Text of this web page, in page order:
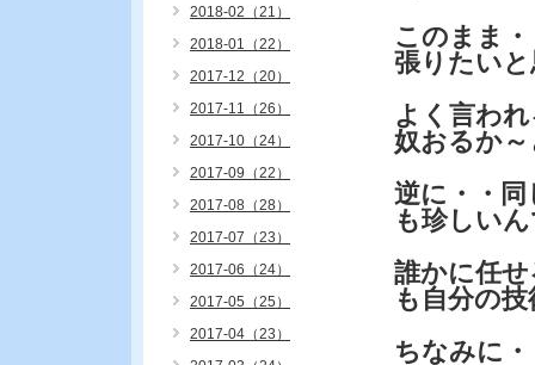
このまま
張りたい
よく言わ
奴おるか～
逆に・・
も珍しい
誰かに任
も自分の
ちなみに
2018-02（21）
2018-01（22）
2017-12（20）
2017-11（26）
2017-10（24）
2017-09（22）
2017-08（28）
2017-07（23）
2017-06（24）
2017-05（25）
2017-04（23）